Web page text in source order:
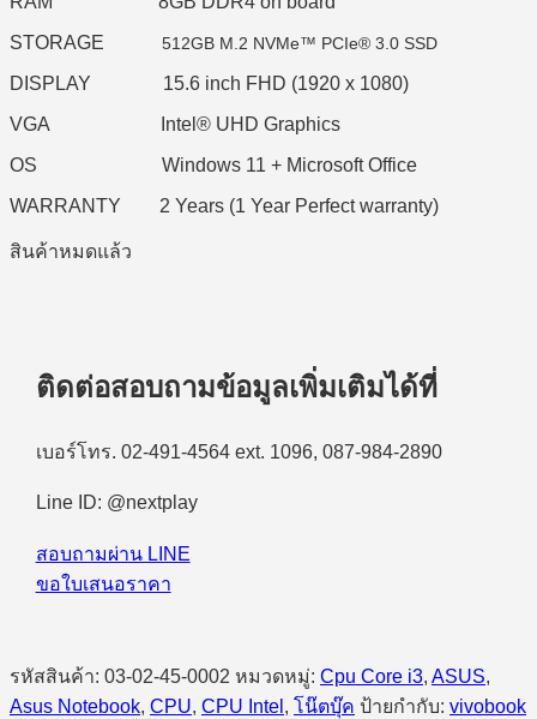
STORAGE 512GB M.2 NVMe™ PCIe® 3.0 SSD
DISPLAY 15.6 inch FHD (1920 x 1080)
VGA Intel® UHD Graphics
OS Windows 11 + Microsoft Office
WARRANTY 2 Years (1 Year Perfect warranty)
สินค้าหมดแล้ว
ติดต่อสอบถามข้อมูลเพิ่มเติมได้ที่
เบอร์โทร. 02-491-4564 ext. 1096, 087-984-2890
Line ID: @nextplay
สอบถามผ่าน LINE
ขอใบเสนอราคา
รหัสสินค้า: 03-02-45-0002 หมวดหมู่: Cpu Core i3, ASUS,
Asus Notebook, CPU, CPU Intel , โน๊ตบุ๊ค ป้ายกำกับ: vivobook